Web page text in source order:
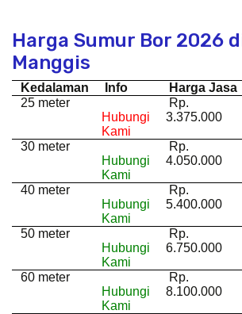
Harga Sumur Bor 2026
Manggis
Kedalaman Info
Harga Jasa
25 meter
Hubungi
Kami
Rp.
3.375.000
30 meter
Hubungi
Kami
Rp.
4.050.000
40 meter
Hubungi
Kami
Rp.
5.400.000
50 meter
Hubungi
Kami
Rp.
6.750.000
60 meter
Hubungi
Kami
Rp.
8.100.000